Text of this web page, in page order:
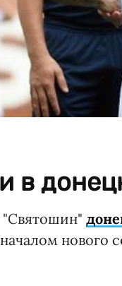
в
"Святошин"
нового